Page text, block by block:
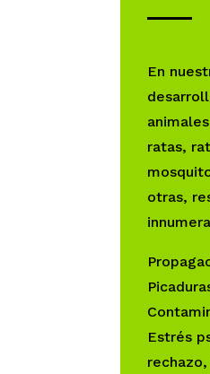
En
ratas,
otras,
Estrés